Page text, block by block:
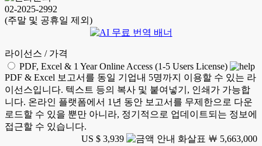
02-2025-2992
(주말 및 공휴일 제외)
라이선스 / 가격
PDF, Excel & 1 Year Online Access (1-5 Users License)
PDF & Excel 보고서를 동일 기업내 5명까지 이용할 수 있는 라
이선스입니다. 텍스트 등의 복사 및 붙여넣기, 인쇄가 가능합
니다. 온라인 플랫폼에서 1년 동안 보고서를 무제한으로 다운
로드할 수 있을 뿐만 아니라, 정기적으로 업데이트되는 정보에
접근할 수 있습니다.
US $ 3,939
￦ 5,663,000